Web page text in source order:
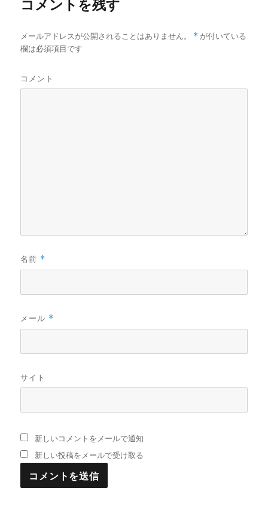
メールアドレスが公開されることはありません。 * が付いている
欄は必須項目です
コメント
名前 *
メール *
サイト
新しいコメントをメールで通知
新しい投稿をメールで受け取る